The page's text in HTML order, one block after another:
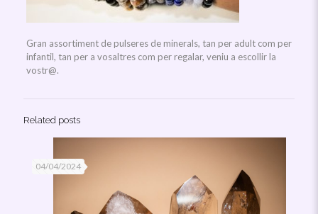
Gran assortiment de pulseres de minerals, tan per adult com per
infantil, tan per a vosaltres com per regalar, veniu a escollir la
vostr@.
Related posts
04/04/2024